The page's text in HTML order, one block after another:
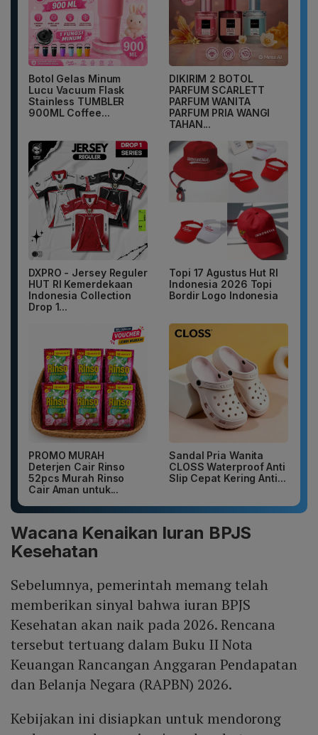
Botol Gelas Minum
Lucu Vacuum Flask
Stainless TUMBLER
900ML Coffee...
DIKIRIM 2 BOTOL
PARFUM SCARLETT
PARFUM WANITA
PARFUM PRIA WANGI
TAHAN...
DXPRO - Jersey Reguler
HUT RI Kemerdekaan
Indonesia Collection
Drop 1...
Topi 17 Agustus Hut RI
Indonesia 2026 Topi
Bordir Logo Indonesia
PROMO MURAH
Deterjen Cair Rinso
52pcs Murah Rinso
Cair Aman untuk...
Sandal Pria Wanita
CLOSS Waterproof Anti
Slip Cepat Kering Anti...
Wacana Kenaikan Iuran BPJS
Kesehatan
Sebelumnya, pemerintah memang telah
memberikan sinyal bahwa iuran BPJS
Kesehatan akan naik pada 2026. Rencana
tersebut tertuang dalam Buku II Nota
Keuangan Rancangan Anggaran Pendapatan
dan Belanja Negara (RAPBN) 2026.
Kebijakan ini disiapkan untuk mendorong